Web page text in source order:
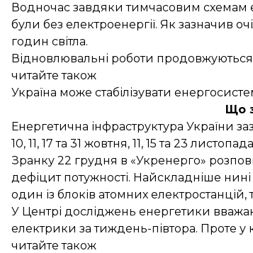
Водночас завдяки тимчасовим схемам
були без електроенергії. Як зазначив
годин світла.
Відновлювальні роботи
читайте також
Україна може стабілізувати
Що
Енергетична інфраструктура України
10, 11, 17 та 31 жовтня, 11, 15 та 23
Зранку 22 грудня в «Укренерго»
дефіцит потужності. Найскладніше
один із блоків атомних електростанцій,
У Центрі досліджень енергетики
електрики за тиждень-півтора. Проте
читайте також